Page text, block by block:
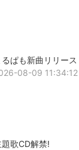
るぱも新曲リリース
08-09 11:34:12
題歌CD解禁!